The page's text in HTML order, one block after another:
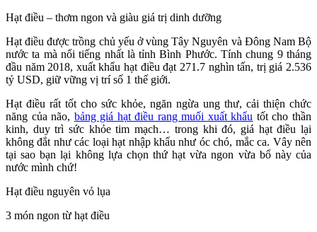
Hạt điều – thơm ngon và giàu giá trị dinh dưỡng
Hạt điều được trồng chủ yếu ở vùng Tây Nguyên và Đông Nam Bộ
nước ta mà nổi tiếng nhất là tỉnh Bình Phước. Tính chung 9 tháng
đầu năm 2018, xuất khẩu hạt điều đạt 271.7 nghìn tấn, trị giá 2.536
tỷ USD, giữ vững vị trí số 1 thế giới.
Hạt điều rất tốt cho sức khỏe, ngăn ngừa ung thư, cải thiện chức
năng của não, bảng giá hạt điều rang muối xuất khẩu tốt cho thần
kinh, duy trì sức khỏe tim mạch… trong khi đó, giá hạt điều lại
không đắt như các loại hạt nhập khẩu như óc chó, mắc ca. Vây nên
tại sao bạn lại không lựa chọn thứ hạt vừa ngon vừa bổ này của
nước mình chứ!
Hạt điều nguyên vỏ lụa
3 món ngon từ hạt điều